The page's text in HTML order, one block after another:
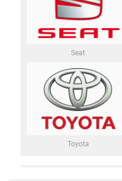
Seat
Toyota